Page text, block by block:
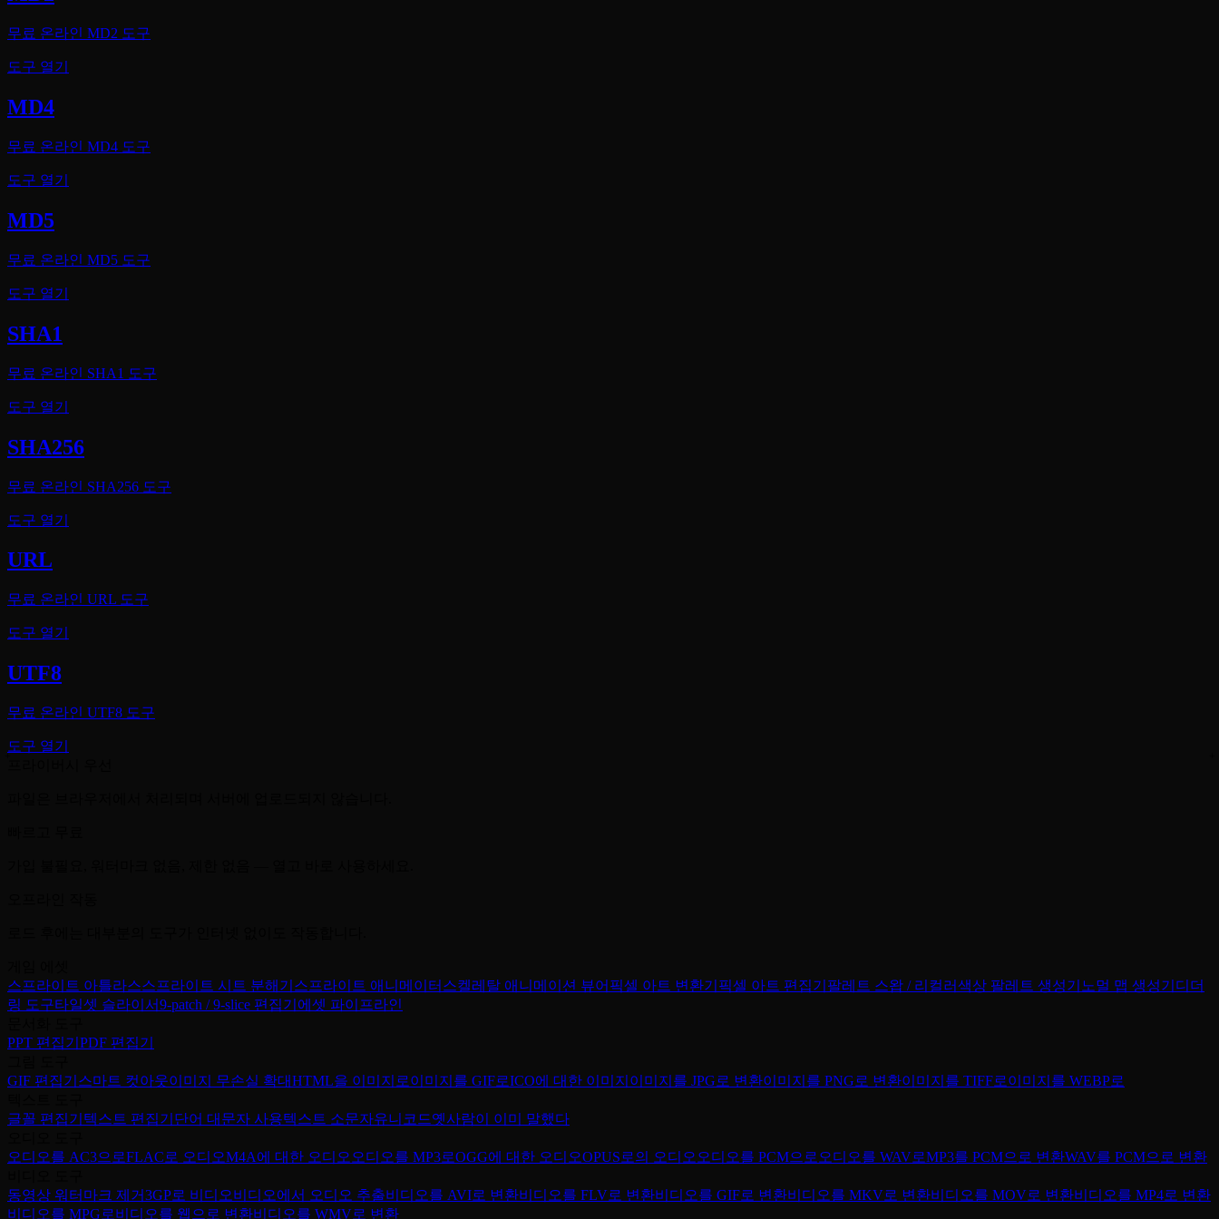
무료 온라인 MD2 도구
도구 열기
MD4
무료 온라인 MD4 도구
도구 열기
MD5
무료 온라인 MD5 도구
도구 열기
SHA1
무료 온라인 SHA1 도구
도구 열기
SHA256
무료 온라인 SHA256 도구
도구 열기
URL
무료 온라인 URL 도구
도구 열기
UTF8
무료 온라인 UTF8 도구
도구 열기
스프라이트 아틀라스스프라이트 시트 분해기 스프라이트 애니메이터 스켈레탈 애니메이션 뷰어 픽셀 아트 변환기 픽셀 아트 편집기 팔레트 스왑 / 리컬러색상 팔레트 생성기 노멀 맵 생성기 디더
링 도구타일셋 슬라이서9-patch / 9-slice 편집기 에셋 파이프라인
PPT 편집기 PDF 편집기
GIF 편집기 스마트 컷아웃이미지 무손실 확대HTML을 이미지로이미지를 GIF로ICO에 대한 이미지 이미지를 JPG로 변환이미지를 PNG로 변환이미지를 TIFF로이미지를 WEBP로
글꼴 편집기 텍스트 편집기 단어 대문자 사용텍스트 소문자유니코드옛사람이 이미 말했다
오디오를 AC3으로FLAC로 오디오M4A에 대한 오디오 오디오를 MP3로OGG에 대한 오디오OPUS로의 오디오 오디오를 PCM으로 오디오를 WAV로MP3를 PCM으로 변환WAV를 PCM으로 변환
동영상 워터마크 제거3GP로 비디오비디오에서 오디오 추출비디오를 AVI로 변환비디오를 FLV로 변환비디오를 GIF로 변환비디오를 MKV로 변환비디오를 MOV로 변환비디오를 MP4로 변환
비디오를 MPG로비디오를 웹으로 변환비디오를 WMV로 변환